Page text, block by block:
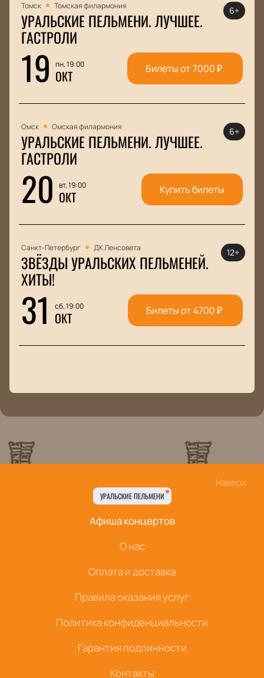
Томск Томская филармония
УРАЛЬСКИЕ ПЕЛЬМЕНИ. ЛУЧШЕЕ.
ГАСТРОЛИ
19 пн, 19:00
ОКТ
6+
Билеты от7000₽
Омск Омская филармония
УРАЛЬСКИЕ ПЕЛЬМЕНИ. ЛУЧШЕЕ.
ГАСТРОЛИ
20 вт, 19:00
ОКТ
6+
Купить билеты
Санкт-Петербург ДК Ленсовета
ЗВЁЗДЫ УРАЛЬСКИХ ПЕЛЬМЕНЕЙ.
ХИТЫ!
31 сб, 19:00
ОКТ
12+
Билеты от4700₽
Наверх
УРАЛЬСКИЕ ПЕЛЬМЕНИ
Афиша концертов
О нас
Оплата и доставка
Правила оказания услуг
Политика конфиденциальности
Гарантия подлинности
Контакты